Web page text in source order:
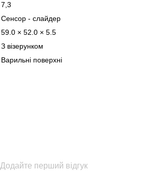
7,3
Сенсор - слайдер
59.0 × 52.0 × 5.5
З візерунком
Варильні поверхні
Додайте перший відгук